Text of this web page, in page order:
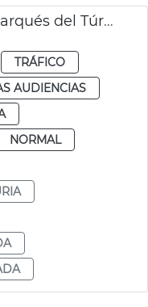
Obras mejora calzada Marqués del Túria Corts Valencianes
TRÁFICO
AUDIENCIAS
NORMAL